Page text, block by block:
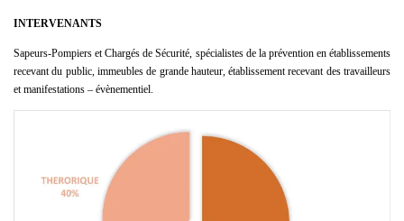
INTERVENANTS
Sapeurs-Pompiers et Chargés de Sécurité, spécialistes de la prévention en établissements
recevant du public, immeubles de grande hauteur, établissement recevant des travailleurs
et manifestations – évènementiel.